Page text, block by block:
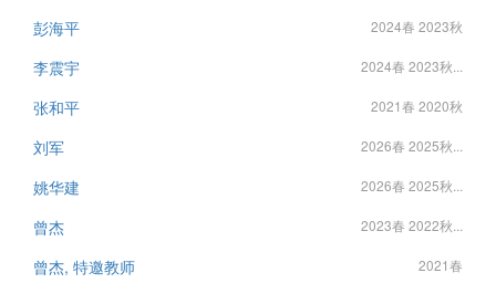
彭海平 2024春 2023秋
李震宇 2024春 2023秋...
张和平 2021春 2020秋
刘军 2026春 2025秋...
姚华建 2026春 2025秋...
曾杰 2023春 2022秋...
曾杰, 特邀教师 2021春